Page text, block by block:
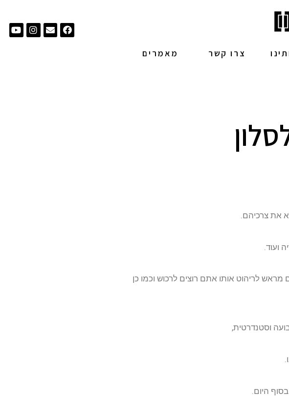
צרו קשר מאמרים
Facebook
Envelope
את צרכיהם.
ועוד.
לריהוט אותו אתם רוצים לרכוש וכמו כן
וסטנדרטית,
היום.